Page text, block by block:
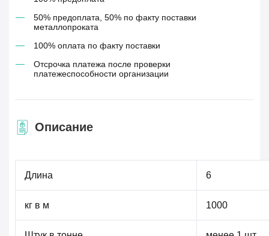
50% предоплата, 50% по факту поставки
металлопроката
100% оплата по факту поставки
Отсрочка платежа после проверки
платежеспособности организации
Описание
Длина 6
кг в м 1000